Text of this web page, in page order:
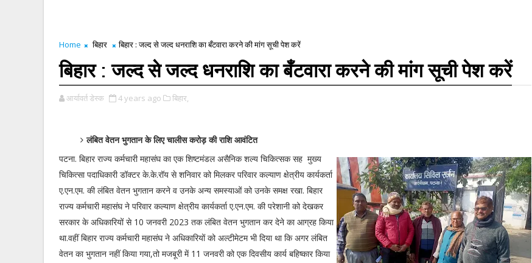
Home बिहार बिहार : जल्द से जल्द धनराशि का बँटवारा करने की मांग सूची पेश करें
बिहार : जल्द से जल्द धनराशि का बँटवारा करने की मांग सूची पेश करें
आर्यावर्त डेस्क 4 years ago बिहार,
लंबित वेतन भुगतान के लिए चालीस करोड़ की राशि आवंटित
पटना. बिहार राज्य कर्मचारी महासंघ का एक शिष्टमंडल असैनिक शल्य चिकित्सक सह मुख्य
चिकित्सा पदाधिकारी डॉक्टर के.के.रॉय से शनिवार को मिलकर परिवार कल्याण क्षेत्रीय कार्यकर्ता
ए.एन.एम. की लंबित वेतन भुगतान करने व उनके अन्य समस्याओं को उनके समक्ष रखा. बिहार
राज्य कर्मचारी महासंघ ने परिवार कल्याण क्षेत्रीय कार्यकर्ता ए.एन.एम. की परेशानी को देखकर
सरकार के अधिकारियों से 10 जनवरी 2023 तक लंबित वेतन भुगतान कर देने का आग्रह किया
था.वहीं बिहार राज्य कर्मचारी महासंघ ने अधिकारियों को अल्टीमेटम भी दिया था कि अगर लंबित
वेतन का भुगतान नहीं किया गया,तो मजबूरी में 11 जनवरी को एक दिवसीय कार्य बहिष्कार किया